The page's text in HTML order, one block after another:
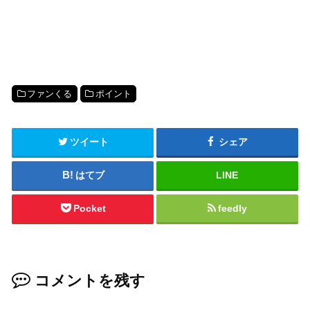
ファンくる ポイント
ツイート シェア
はてブ LINE
Pocket feedly
コメントを残す